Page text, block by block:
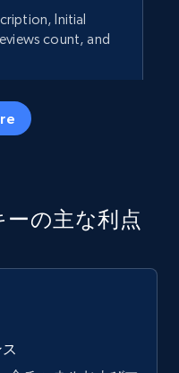
Initial
count, and
今すぐ始める
count, and
ーの主な利点